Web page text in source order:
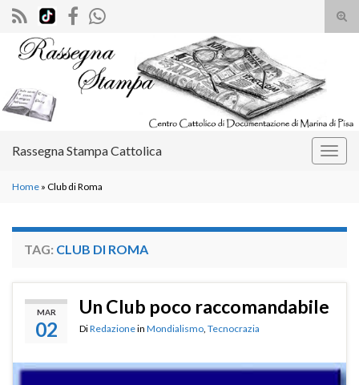
il
Search for:
Rassegna Stampa Cattolica
Home » Club di Roma
TAG: CLUB DI ROMA
MAR
02
Un Club poco raccomandabile
DiRedazionein Mondialismo Tecnocrazia